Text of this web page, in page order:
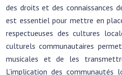
des droits et des connaissances
est essentiel pour mettre en
respectueuses des cultures
culturels communautaires
musicales et de les
L’implication des